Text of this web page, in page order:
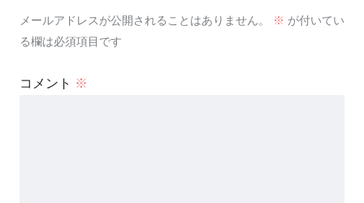
メールアドレスが公開されることはありません。 ※ が付いてい
る欄は必須項目です
コメント ※